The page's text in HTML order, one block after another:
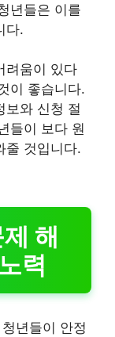
년들은 이를
다.
려움이 있다
이 좋습니다.
보와 신청 절
들이 보다 원
줄 것입니다.
해
력
년들이 안정